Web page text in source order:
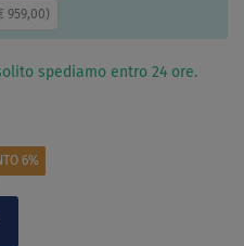
959,00)
spediamo entro 24 ore.
6%